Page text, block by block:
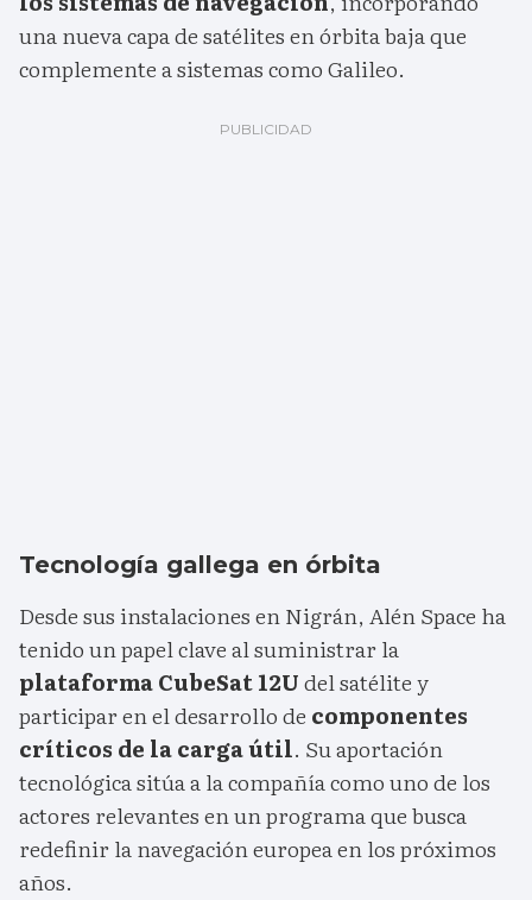
una nueva capa de satélites en órbita baja que
complemente a sistemas como Galileo.
Tecnología gallega en órbita
Desde sus instalaciones en Nigrán, Alén Space ha
tenido un papel clave al suministrar la
plataforma CubeSat 12Udel satélite y
participar en el desarrollo de componentes
críticos de la carga útil. Su aportación
tecnológica sitúa a la compañía como uno de los
actores relevantes en un programa que busca
redefinir la navegación europea en los próximos
años.